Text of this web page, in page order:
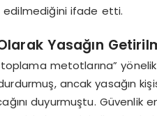
edilmediğini ifade etti.
Yasağın
toplama metotlarına”
ancak yasağın
duyurmuştu.